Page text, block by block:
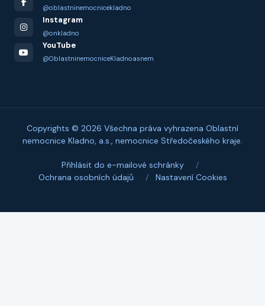
@oblastninemocnicekladno
Instagram
@onkladno
YouTube
@OblastninemocniceKladnoasnem
Copyrights © 2026 Všechna práva vyhrazena Oblastní
nemocnice Kladno, a.s., nemocnice Středočeského kraje.
Přihlásit do e-mailové schránky
/
Ochrana osobních údajů
/ Nastavení Cookies